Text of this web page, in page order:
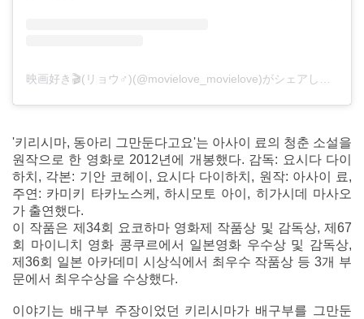
'키리시마, 동아리 그만둔다고요'는 아사이 료의 청춘 소설을
원작으로 한 영화로 2012년에 개봉했다. 감독: 요시다 다이
하치, 각본: 기안 코헤이, 요시다 다이하치, 원작: 아사이 료,
주연: 카미키 타카노스케, 하시모토 아이, 히가시데 마사오
가 출연했다.
이 작품은 제34회 요코하마 영화제 작품상 및 감독상, 제67
회 마이니치 영화 콩쿠르에서 일본영화 우수상 및 감독상,
제36회 일본 아카데미 시상식에서 최우수 작품상 등 3개 부
문에서 최우수상을 수상했다.
이야기는 배구부 주장이었던 키리시마가 배구부를 그만둔